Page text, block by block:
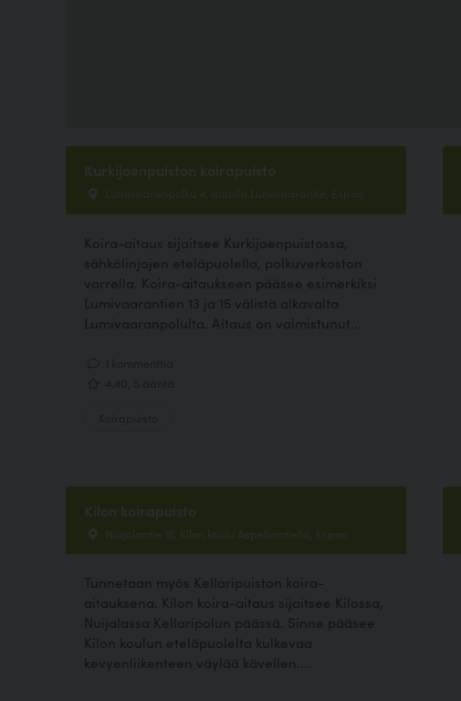
Kurkijoenpuiston koirapuisto
Lumivaaranpolku 4, autolla Lumivaarantie, Espoo
Koira-aitaus sijaitsee Kurkijoenpuistossa,
sähkölinjojen eteläpuolella, polkuverkoston
varrella. Koira-aitaukseen pääsee esimerkiksi
Lumivaarantien 13 ja 15 välistä alkavalta
Lumivaaranpolulta. Aitaus on valmistunut...
Kilon koirapuisto
Nuijalantie 16, Kilon koulu Aspelinintiellä, Espoo
Tunnetaan myös Kellaripuiston koira-
aitauksena. Kilon koira-aitaus sijaitsee Kilossa,
Nuijalassa Kellaripolun päässä. Sinne pääsee
Kilon koulun eteläpuolelta kulkevaa
kevyenliikenteen väylää kävellen....